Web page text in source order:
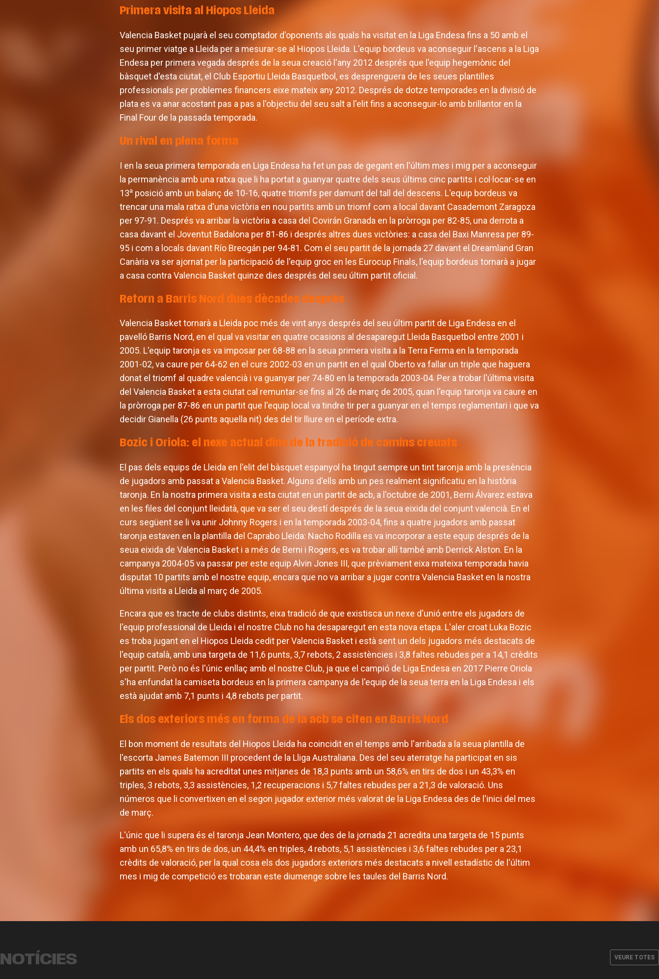
Primera visita al Hiopos Lleida
Valencia Basket pujarà el seu comptador d'oponents als quals ha visitat en la Liga Endesa fins a 50 amb el
seu primer viatge a Lleida per a mesurar-se al Hiopos Lleida. L'equip bordeus va aconseguir l'ascens a la Liga
Endesa per primera vegada després de la seua creació l'any 2012 després que l'equip hegemònic del
bàsquet d'esta ciutat, el Club Esportiu Lleida Basquetbol, es desprenguera de les seues plantilles
professionals per problemes financers eixe mateix any 2012. Després de dotze temporades en la divisió de
plata es va anar acostant pas a pas a l'objectiu del seu salt a l'elit fins a aconseguir-lo amb brillantor en la
Final Four de la passada temporada.
Un rival en plena forma
I en la seua primera temporada en Liga Endesa ha fet un pas de gegant en l'últim mes i mig per a aconseguir
la permanència amb una ratxa que li ha portat a guanyar quatre dels seus últims cinc partits i col·locar-se en
13a posició amb un balanç de 10-16, quatre triomfs per damunt del tall del descens. L'equip bordeus va
trencar una mala ratxa d'una victòria en nou partits amb un triomf com a local davant Casademont Zaragoza
per 97-91. Després va arribar la victòria a casa del Covirán Granada en la pròrroga per 82-85, una derrota a
casa davant el Joventut Badalona per 81-86 i després altres dues victòries: a casa del Baxi Manresa per 89-
95 i com a locals davant Río Breogán per 94-81. Com el seu partit de la jornada 27 davant el Dreamland Gran
Canària va ser ajornat per la participació de l'equip groc en les Eurocup Finals, l'equip bordeus tornarà a jugar
a casa contra Valencia Basket quinze dies després del seu últim partit oficial.
Retorn a Barris Nord dues dècades després
Valencia Basket tornarà a Lleida poc més de vint anys després del seu últim partit de Liga Endesa en el
pavelló Barris Nord, en el qual va visitar en quatre ocasions al desaparegut Lleida Basquetbol entre 2001 i
2005. L'equip taronja es va imposar per 68-88 en la seua primera visita a la Terra Ferma en la temporada
2001-02, va caure per 64-62 en el curs 2002-03 en un partit en el qual Oberto va fallar un triple que haguera
donat el triomf al quadre valencià i va guanyar per 74-80 en la temporada 2003-04. Per a trobar l'última visita
del Valencia Basket a esta ciutat cal remuntar-se fins al 26 de març de 2005, quan l'equip taronja va caure en
la pròrroga per 87-86 en un partit que l'equip local va tindre tir per a guanyar en el temps reglamentari i que va
decidir Gianella (26 punts aquella nit) des del tir lliure en el període extra.
Bozic i Oriola: el nexe actual dins de la tradició de camins creuats
El pas dels equips de Lleida en l'elit del bàsquet espanyol ha tingut sempre un tint taronja amb la presència
de jugadors amb passat a Valencia Basket. Alguns d'ells amb un pes realment significatiu en la història
taronja. En la nostra primera visita a esta ciutat en un partit de acb, a l'octubre de 2001, Berni Álvarez estava
en les files del conjunt lleidatà, que va ser el seu destí després de la seua eixida del conjunt valencià. En el
curs següent se li va unir Johnny Rogers i en la temporada 2003-04, fins a quatre jugadors amb passat
taronja estaven en la plantilla del Caprabo Lleida: Nacho Rodilla es va incorporar a este equip després de la
seua eixida de Valencia Basket i a més de Berni i Rogers, es va trobar allí també amb Derrick Alston. En la
campanya 2004-05 va passar per este equip Alvin Jones III, que prèviament eixa mateixa temporada havia
disputat 10 partits amb el nostre equip, encara que no va arribar a jugar contra Valencia Basket en la nostra
última visita a Lleida al març de 2005.
Encara que es tracte de clubs distints, eixa tradició de que existisca un nexe d'unió entre els jugadors de
l'equip professional de Lleida i el nostre Club no ha desaparegut en esta nova etapa. L'aler croat Luka Bozic
es troba jugant en el Hiopos Lleida cedit per Valencia Basket i està sent un dels jugadors més destacats de
l'equip català, amb una targeta de 11,6 punts, 3,7 rebots, 2 assistències i 3,8 faltes rebudes per a 14,1 crèdits
per partit. Però no és l'únic enllaç amb el nostre Club, ja que el campió de Liga Endesa en 2017 Pierre Oriola
s'ha enfundat la camiseta bordeus en la primera campanya de l'equip de la seua terra en la Liga Endesa i els
està ajudat amb 7,1 punts i 4,8 rebots per partit.
Els dos exteriors més en forma de la acb se citen en Barris Nord
El bon moment de resultats del Hiopos Lleida ha coincidit en el temps amb l'arribada a la seua plantilla de
l'escorta James Batemon III procedent de la Lliga Australiana. Des del seu aterratge ha participat en sis
partits en els quals ha acreditat unes mitjanes de 18,3 punts amb un 58,6% en tirs de dos i un 43,3% en
triples, 3 rebots, 3,3 assistències, 1,2 recuperacions i 5,7 faltes rebudes per a 21,3 de valoració. Uns
números que li convertixen en el segon jugador exterior més valorat de la Liga Endesa des de l'inici del mes
de març.
L'únic que li supera és el taronja Jean Montero, que des de la jornada 21 acredita una targeta de 15 punts
amb un 65,8% en tirs de dos, un 44,4% en triples, 4 rebots, 5,1 assistències i 3,6 faltes rebudes per a 23,1
crèdits de valoració, per la qual cosa els dos jugadors exteriors més destacats a nivell estadístic de l'últim
mes i mig de competició es trobaran este diumenge sobre les taules del Barris Nord.
NOTÍCIES VEURE TOTES
luxe per a Valencia Basket
la temporada 2026-27